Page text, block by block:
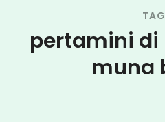
TAG
pertamini
muna